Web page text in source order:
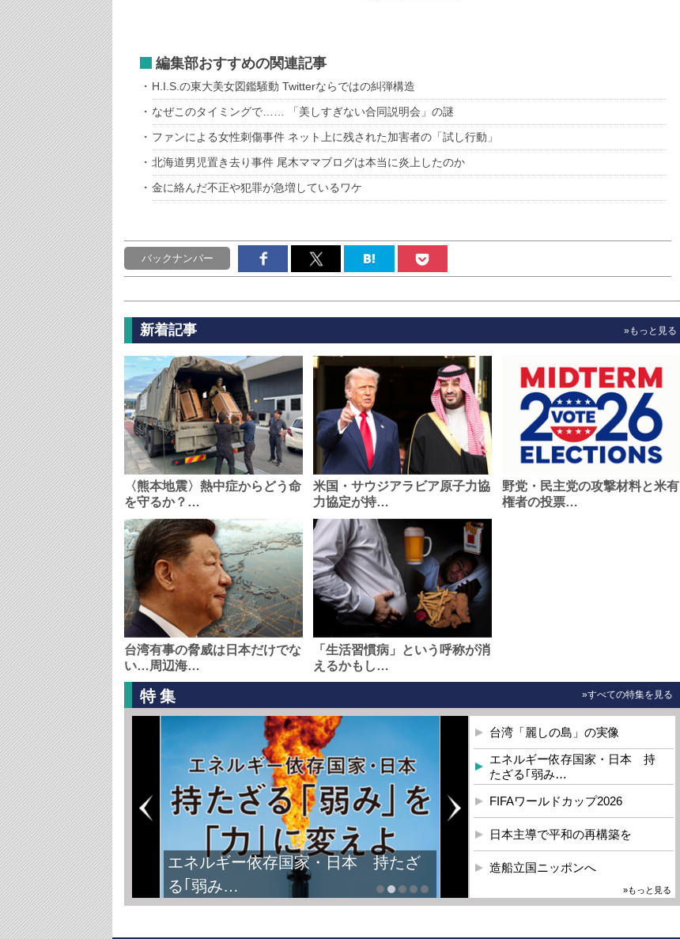
編集部おすすめの関連記事
H.I.S.の東大美女図鑑騒動 Twitterならではの糾弾構造
なぜこのタイミングで…… 「美しすぎない合同説明会」の謎
ファンによる女性刺傷事件 ネット上に残された加害者の「試し行動」
北海道男児置き去り事件 尾木ママブログは本当に炎上したのか
金に絡んだ不正や犯罪が急増しているワケ
バックナンバー
新着記事 »もっと見る
〈熊本地震〉熱中症からどう命
を守るか？…
米国・サウジアラビア原子力協
力協定が持…
野党・民主党の攻撃材料と米有
権者の投票…
台湾有事の脅威は日本だけでな
い…周辺海…
「生活習慣病」という呼称が消
えるかもし…
特集 »すべての特集を見る
エネルギー依存国家・日本 持たざ
る｢弱み…
台湾「麗しの島」の実像
エネルギー依存国家・日本 持
たざる｢弱み…
FIFAワールドカップ2026
日本主導で平和の再構築を
造船立国ニッポンへ
»もっと見る